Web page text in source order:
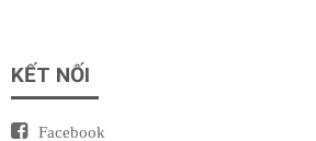
KẾT NỐI
Facebook